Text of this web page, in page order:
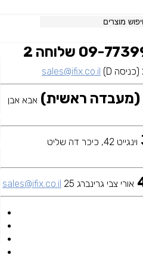
09-7739940 שלוחה 2
sales@ifix.co.il
אבא אבן
וינגייט 42, כיכר דה שליט
אורי צבי גרינברג 25 sales@ifix.co.il